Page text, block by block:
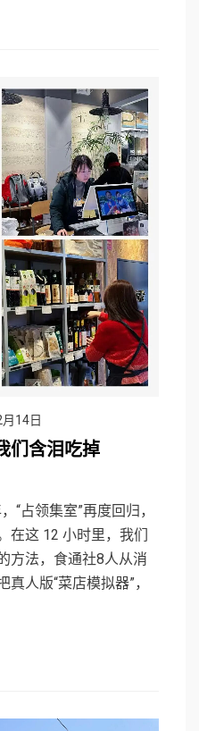
14日
们含泪吃掉
“占领集室”再度回归，
在这 12 小时里，我们
方法，食通社8人从消
人版“菜店模拟器”，